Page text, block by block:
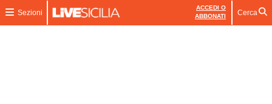
Sezioni
ACCEDI O
ABBONATI
Cerca